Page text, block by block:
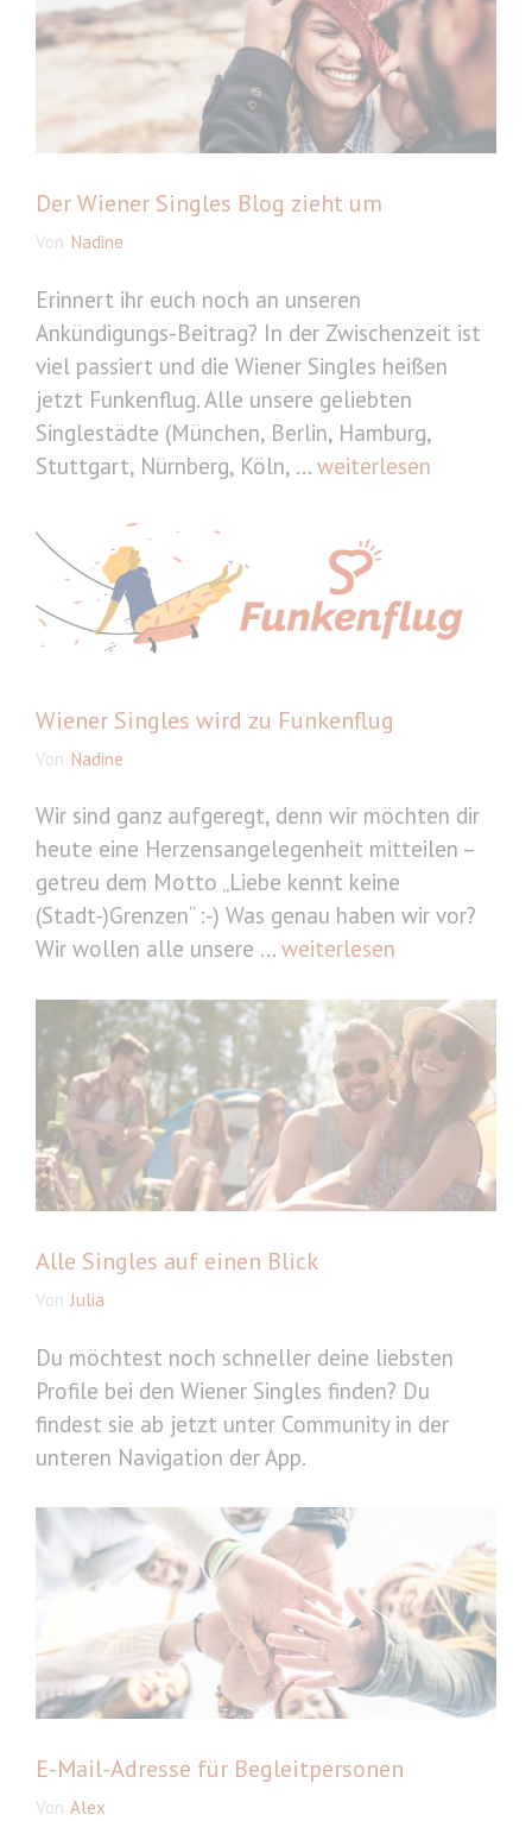
Der Wiener Singles Blog zieht um
Von Nadine
Erinnert ihr euch noch an unseren
Ankündigungs-Beitrag? In der Zwischenzeit ist
viel passiert und die Wiener Singles heißen
jetzt Funkenflug. Alle unsere geliebten
Singlestädte (München, Berlin, Hamburg,
Stuttgart, Nürnberg, Köln, ... weiterlesen
Wiener Singles wird zu Funkenflug
Von Nadine
Wir sind ganz aufgeregt, denn wir möchten dir
heute eine Herzensangelegenheit mitteilen –
getreu dem Motto „Liebe kennt keine
(Stadt-)Grenzen“ :-) Was genau haben wir vor?
Wir wollen alle unsere ... weiterlesen
Alle Singles auf einen Blick
Von Julia
Du möchtest noch schneller deine liebsten
Profile bei den Wiener Singles finden? Du
findest sie ab jetzt unter Community in der
unteren Navigation der App.
E-Mail-Adresse für Begleitpersonen
Von Alex